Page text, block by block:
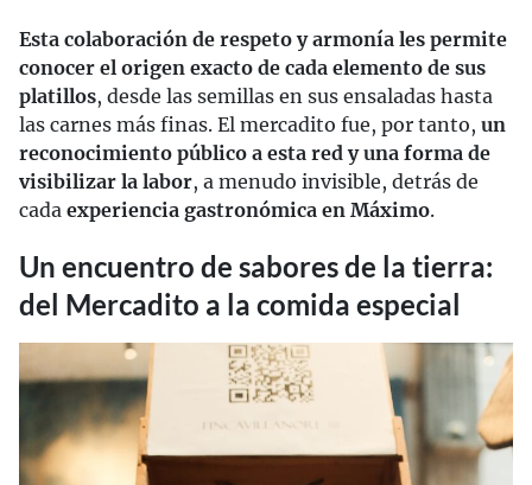
Esta colaboración de respeto y armonía les permite
conocer el origen exacto de cada elemento de sus
platillos, desde las semillas en sus ensaladas hasta
las carnes más finas. El mercadito fue, por tanto, un
reconocimiento público a esta red y una forma de
visibilizar la labor, a menudo invisible, detrás de
cada experiencia gastronómica en Máximo.
Un encuentro de sabores de la tierra:
del Mercadito a la comida especial